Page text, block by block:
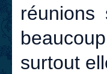
surtout